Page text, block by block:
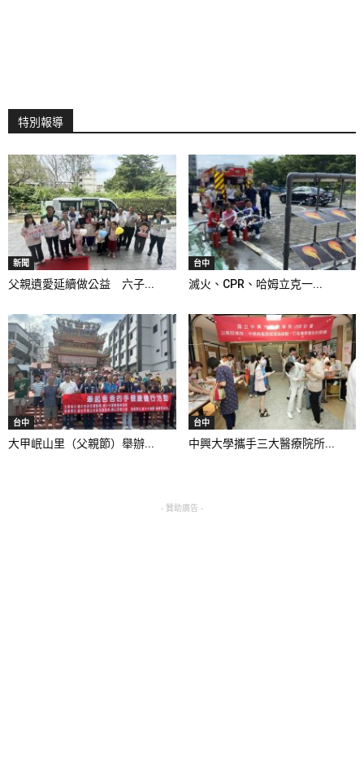
特別報導
新聞
父親遺愛延續做公益 六子...
台中
滅火、CPR、哈姆立克一...
台中
大甲岷山里（父親節）舉辦...
台中
中興大學攜手三大醫療院所...
- 贊助廣告 -